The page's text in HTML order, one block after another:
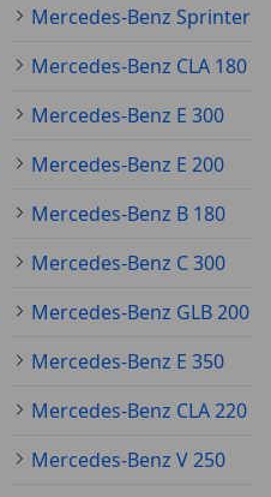
Mercedes-Benz Sprinter
Mercedes-Benz CLA 180
Mercedes-Benz E 300
Mercedes-Benz E 200
Mercedes-Benz B 180
Mercedes-Benz C 300
Mercedes-Benz GLB 200
Mercedes-Benz E 350
Mercedes-Benz CLA 220
Mercedes-Benz V 250